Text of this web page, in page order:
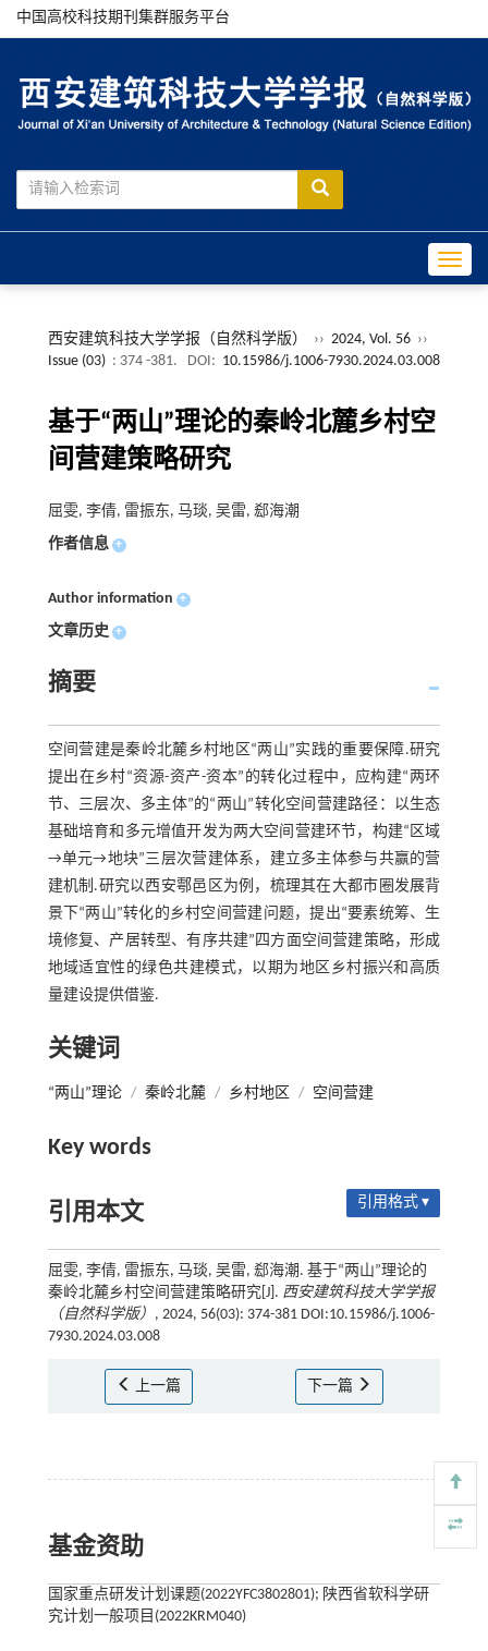
中国高校科技期刊集群服务平台
西安建筑科技大学学报（自然科学版） ›› 2024, Vol. 56 ››
Issue (03) : 374 -381. DOI: 10.15986/j.1006-7930.2024.03.008
基于“两山”理论的秦岭北麓乡村空
间营建策略研究
屈雯, 李倩, 雷振东, 马琰, 吴雷, 郄海潮
作者信息 +
Author information +
文章历史 +
摘要
空间营建是秦岭北麓乡村地区“两山”实践的重要保障.研究
提出在乡村“资源-资产-资本”的转化过程中，应构建“两环
节、三层次、多主体”的“两山”转化空间营建路径：以生态
基础培育和多元增值开发为两大空间营建环节，构建“区域
→单元→地块”三层次营建体系，建立多主体参与共赢的营
建机制.研究以西安鄠邑区为例，梳理其在大都市圈发展背
景下“两山”转化的乡村空间营建问题，提出“要素统筹、生
境修复、产居转型、有序共建”四方面空间营建策略，形成
地域适宜性的绿色共建模式，以期为地区乡村振兴和高质
量建设提供借鉴.
关键词
“两山”理论 / 秦岭北麓 / 乡村地区 / 空间营建
Key words
引用本文 引用格式 ▾
屈雯, 李倩, 雷振东, 马琰, 吴雷, 郄海潮. 基于“两山”理论的
秦岭北麓乡村空间营建策略研究[J]. 西安建筑科技大学学报
（自然科学版） , 2024, 56(03): 374-381 DOI:10.15986/j.1006-
7930.2024.03.008
上一篇 下一篇
基金资助
国家重点研发计划课题(2022YFC3802801); 陕西省软科学研
究计划一般项目(2022KRM040)